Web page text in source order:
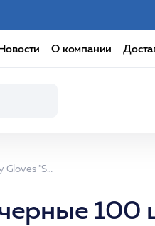
О компании
Перчатки нитриловые Foxy Gloves "S" черные 100 шт/уп /Чистовье